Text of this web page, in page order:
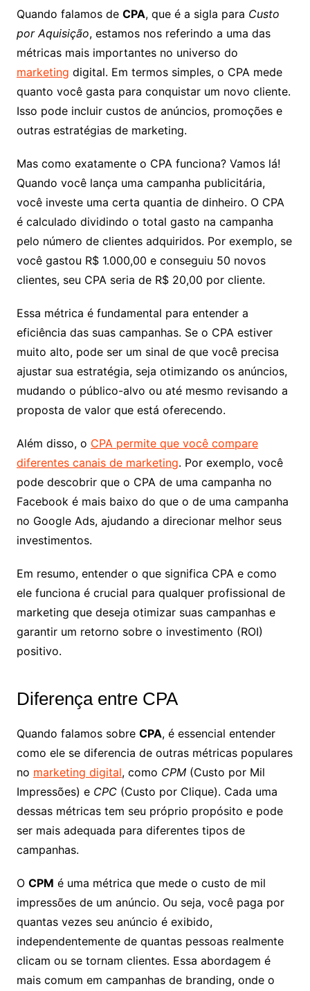
Quando falamos de CPA, que é a sigla para Custo
por Aquisição, estamos nos referindo a uma das
métricas mais importantes no universo do
marketing digital. Em termos simples, o CPA mede
quanto você gasta para conquistar um novo cliente.
Isso pode incluir custos de anúncios, promoções e
outras estratégias de marketing.
Mas como exatamente o CPA funciona? Vamos lá!
Quando você lança uma campanha publicitária,
você investe uma certa quantia de dinheiro. O CPA
é calculado dividindo o total gasto na campanha
pelo número de clientes adquiridos. Por exemplo, se
você gastou R$ 1.000,00 e conseguiu 50 novos
clientes, seu CPA seria de R$ 20,00 por cliente.
Essa métrica é fundamental para entender a
eficiência das suas campanhas. Se o CPA estiver
muito alto, pode ser um sinal de que você precisa
ajustar sua estratégia, seja otimizando os anúncios,
mudando o público-alvo ou até mesmo revisando a
proposta de valor que está oferecendo.
Além disso, o CPA permite que você compare
diferentes canais de marketing. Por exemplo, você
pode descobrir que o CPA de uma campanha no
Facebook é mais baixo do que o de uma campanha
no Google Ads, ajudando a direcionar melhor seus
investimentos.
Em resumo, entender o que significa CPA e como
ele funciona é crucial para qualquer profissional de
marketing que deseja otimizar suas campanhas e
garantir um retorno sobre o investimento (ROI)
positivo.
Diferença entre CPA
Quando falamos sobre CPA, é essencial entender
como ele se diferencia de outras métricas populares
no marketing digital, como CPM(Custo por Mil
Impressões) e CPC(Custo por Clique). Cada uma
dessas métricas tem seu próprio propósito e pode
ser mais adequada para diferentes tipos de
campanhas.
O CPM é uma métrica que mede o custo de mil
impressões de um anúncio. Ou seja, você paga por
quantas vezes seu anúncio é exibido,
independentemente de quantas pessoas realmente
clicam ou se tornam clientes. Essa abordagem é
mais comum em campanhas de branding, onde o